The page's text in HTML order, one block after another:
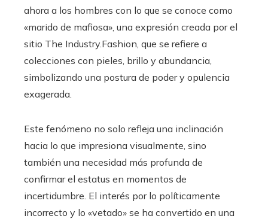
ahora a los hombres con lo que se conoce como
«marido de mafiosa», una expresión creada por el
sitio The Industry.Fashion, que se refiere a
colecciones con pieles, brillo y abundancia,
simbolizando una postura de poder y opulencia
exagerada.
Este fenómeno no solo refleja una inclinación
hacia lo que impresiona visualmente, sino
también una necesidad más profunda de
confirmar el estatus en momentos de
incertidumbre. El interés por lo políticamente
incorrecto y lo «vetado» se ha convertido en una